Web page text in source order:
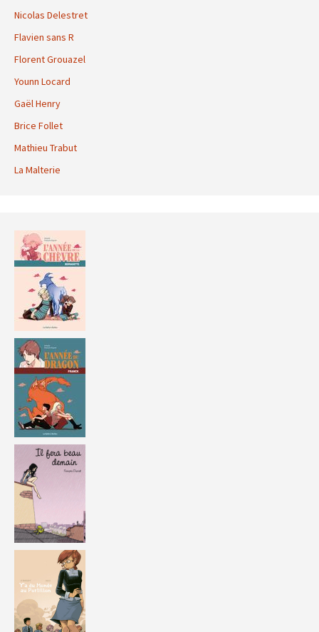
Nicolas Delestret
Flavien sans R
Florent Grouazel
Younn Locard
Gaël Henry
Brice Follet
Mathieu Trabut
La Malterie